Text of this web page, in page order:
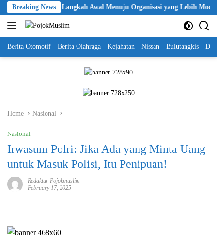
Skip
to
content
Breaking News
Polri Jadi Langkah Awal Menuju Organisasi yang Lebih Modern
Berita Otomotif Berita Olahraga Kejahatan Nissan Bulutangkis
Home Nasional
Nasional
Irwasum Polri: Jika Ada yang Minta Uang
untuk Masuk Polisi, Itu Penipuan!
Redaktur Pojokmuslim
February 17, 2025